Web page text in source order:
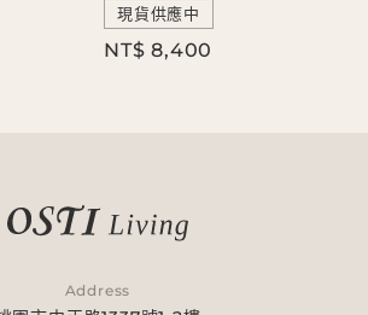
現貨供應中
NT$ 8,400
Address